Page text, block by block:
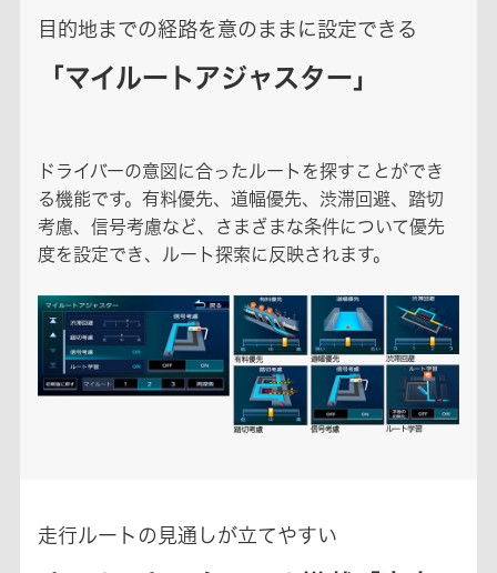
目的地までの経路を意のままに設定できる
「マイルートアジャスター」
ドライバーの意図に合ったルートを探すことができ
る機能です。有料優先、道幅優先、渋滞回避、踏切
考慮、信号考慮など、さまざまな条件について優先
度を設定でき、ルート探索に反映されます。
走行ルートの見通しが立てやすい